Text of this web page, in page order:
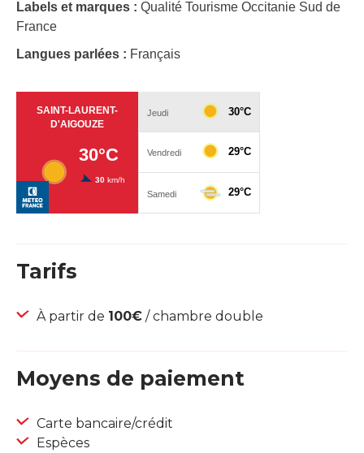
Labels et marques : Qualité Tourisme Occitanie Sud de
France
Langues parlées : Français
Tarifs
À partir de 100€ / chambre double
Moyens de paiement
Carte bancaire/crédit
Espèces